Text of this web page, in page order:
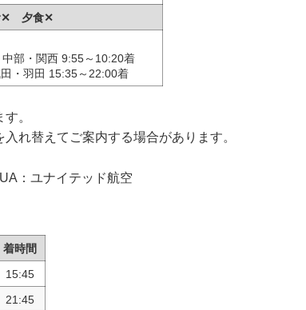
✕ 夕食✕
部・関西 9:55～10:20着
・羽田 15:35～22:00着
。
れ替えてご案内する場合があります。
：ユナイテッド航空
着時間
15:45
21:45